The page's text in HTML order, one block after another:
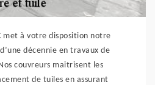
met à votre disposition notre
décennie en travaux de
couvreurs maitrisent les
de tuiles en assurant